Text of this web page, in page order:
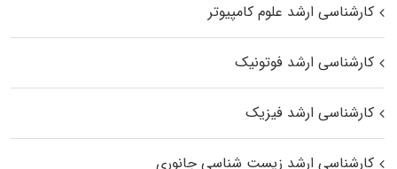
کارشناسی ارشد علوم کامپیوتر
کارشناسی ارشد فوتونیک
کارشناسی ارشد فیزیک
کارشناسی ارشد زیست‌ شناسی جانوری